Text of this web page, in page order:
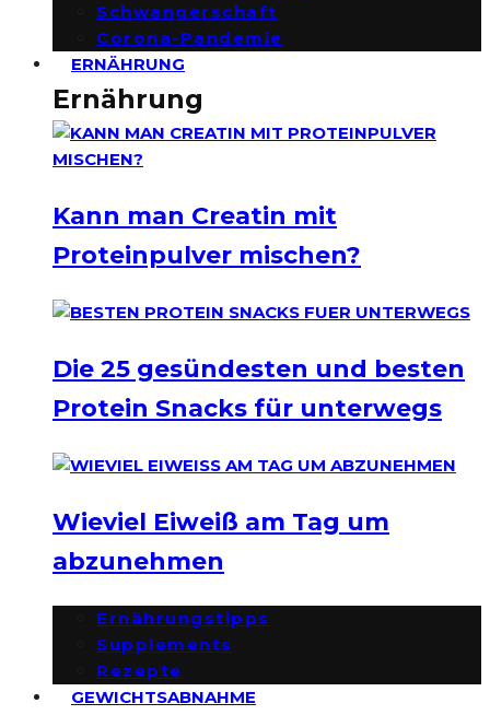
Schwangerschaft
Corona-Pandemie
ERNÄHRUNG
Ernährung
Kann man Creatin mit
Proteinpulver mischen?
Die 25 gesündesten und besten
Protein Snacks für unterwegs
Wieviel Eiweiß am Tag um
abzunehmen
Ernährungstipps
Supplements
Rezepte
GEWICHTSABNAHME